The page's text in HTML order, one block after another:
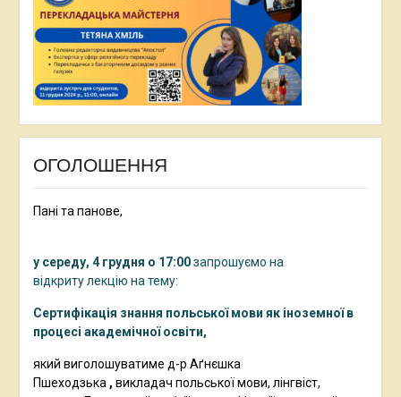
ОГОЛОШЕННЯ
Пані та панове,
у середу, 4 грудня о 17:00запрошуємо на
відкриту лекцію на тему:
Сертифікація знання польської мови як іноземної в
процесі академічної освіти,
який виголошуватиме д-р Аґнєшка
Пшеходзька , викладач польської мови, лінгвіст,